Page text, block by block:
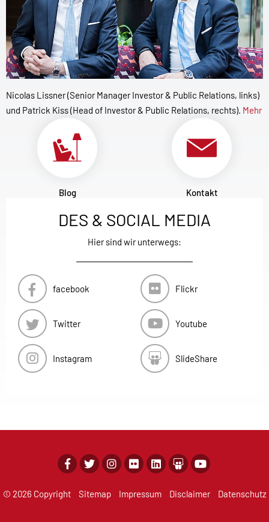
Nicolas Lissner (Senior Manager Investor & Public Relations, links)
und Patrick Kiss (Head of Investor & Public Relations, rechts). Mehr
Blog Kontakt
DES & SOCIAL MEDIA
Hier sind wir unterwegs:
facebook
Twitter
Instagram
Flickr
Youtube
SlideShare
© 2026 Copyright Sitemap Impressum Disclaimer Datenschutz